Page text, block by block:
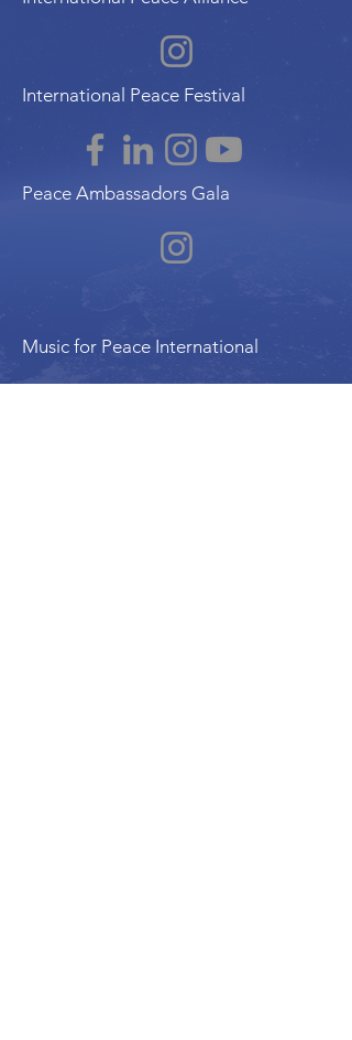
International Peace Festival
Peace Ambassadors Gala
Music for Peace International